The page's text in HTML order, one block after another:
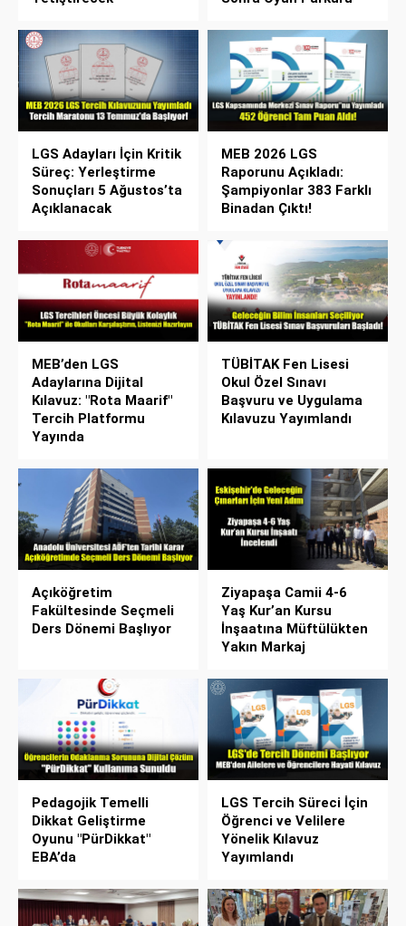
LGS Adayları İçin Kritik
Süreç: Yerleştirme
Sonuçları 5 Ağustos’ta
Açıklanacak
MEB 2026 LGS
Raporunu Açıkladı:
Şampiyonlar 383 Farklı
Binadan Çıktı!
MEB’den LGS
Adaylarına Dijital
Kılavuz: "Rota Maarif"
Tercih Platformu
Yayında
TÜBİTAK Fen Lisesi
Okul Özel Sınavı
Başvuru ve Uygulama
Kılavuzu Yayımlandı
Açıköğretim
Fakültesinde Seçmeli
Ders Dönemi Başlıyor
Ziyapaşa Camii 4-6
Yaş Kur’an Kursu
İnşaatına Müftülükten
Yakın Markaj
Pedagojik Temelli
Dikkat Geliştirme
Oyunu "PürDikkat"
EBA’da
LGS Tercih Süreci İçin
Öğrenci ve Velilere
Yönelik Kılavuz
Yayımlandı